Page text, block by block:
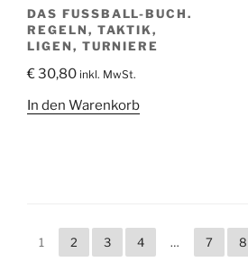
DAS FUSSBALL-BUCH. R
EGELN, TAKTIK, L
IGEN, TURNIERE
€30,80 inkl. MwSt.
In den Warenkorb
1 2 3 4 … 7 8